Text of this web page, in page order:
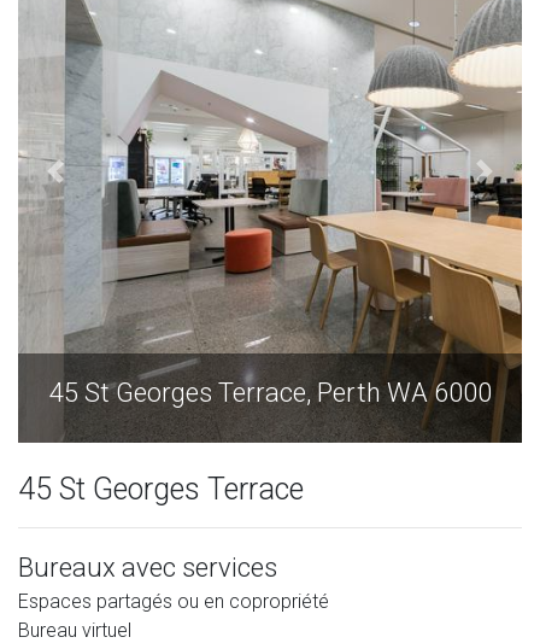
Terrace, Perth WA 6000 45 St
45 St Georges Terrace
Bureaux avec services
Espaces partagés ou en copropriété
Bureau virtuel